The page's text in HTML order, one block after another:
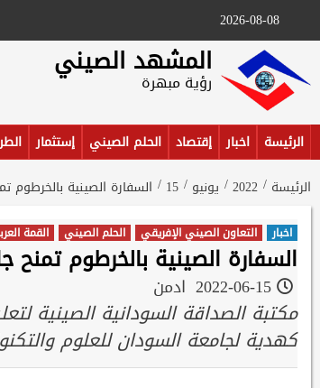
2026-08-08
المشهد الصيني
رؤية مبهرة
الرئيسة اخبار إقتصاد الحلم الصيني إستثمار
الرئيسة 2022 يونيو 15 السفارة الصينية بالخرطوم
اخبار التعاون الصيني الإفريقي الحلم الصيني القمة
السفارة الصينية بالخرطوم تمنح
ادمن
مكتبة الصداقة السودانية الصينية
كهدية لجامعة السودان للعلوم